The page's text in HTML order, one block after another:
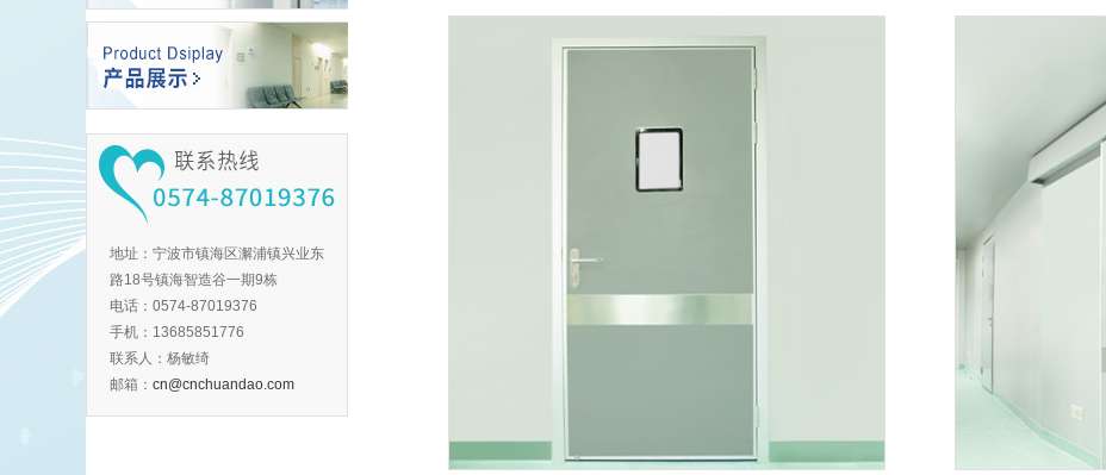
地址：宁波市镇海区澥浦镇兴业东
路18号镇海智造谷一期9栋
电话：0574-87019376
手机：13685851776
联系人：杨敏绮
邮箱： cn@cnchuandao.com